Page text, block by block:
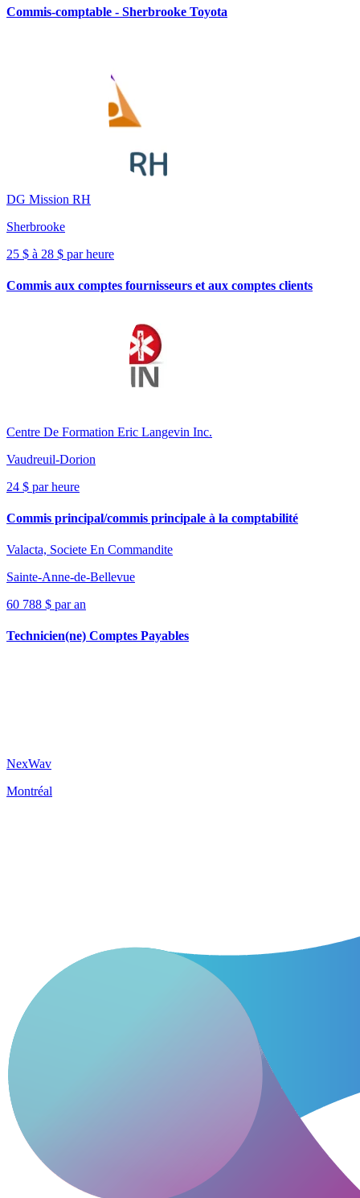
Commis-comptable - Sherbrooke Toyota
DG Mission RH
Sherbrooke
25 $ à 28 $ par heure
Commis aux comptes fournisseurs et aux comptes clients
Centre De Formation Eric Langevin Inc.
Vaudreuil-Dorion
24 $ par heure
Commis principal/commis principale à la comptabilité
Valacta, Societe En Commandite
Sainte-Anne-de-Bellevue
60 788 $ par an
Technicien(ne) Comptes Payables
NexWav
Montréal